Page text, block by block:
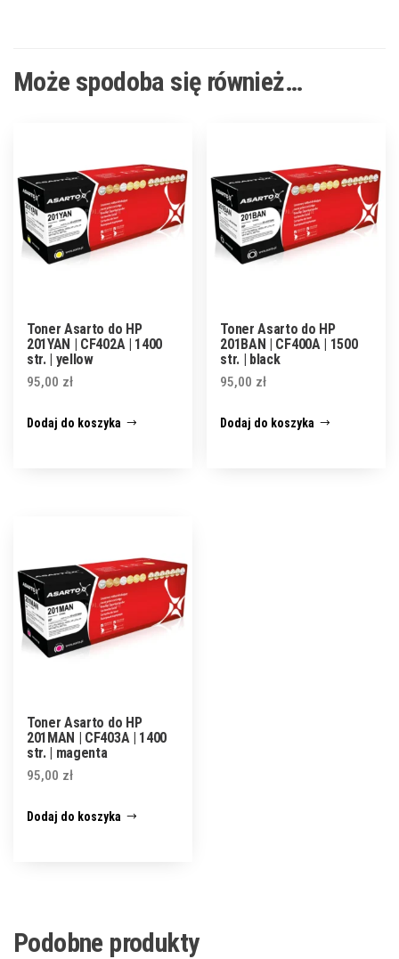
Może spodoba się również…
Toner Asarto do HP
201YAN | CF402A | 1400
str. | yellow
95,00 zł
Dodaj do koszyka
Toner Asarto do HP
201BAN | CF400A | 1500
str. | black
95,00 zł
Dodaj do koszyka
Toner Asarto do HP
201MAN | CF403A | 1400
str. | magenta
95,00 zł
Dodaj do koszyka
Podobne produkty